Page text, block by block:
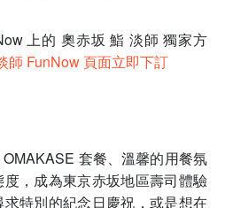
上的 奧赤坂 鮨 淡師 獨家方
師 FunNow 頁面立即下訂
套餐、溫馨的用餐氛
，成為東京赤坂地區壽司體驗
特別的紀念日慶祝，或是想在